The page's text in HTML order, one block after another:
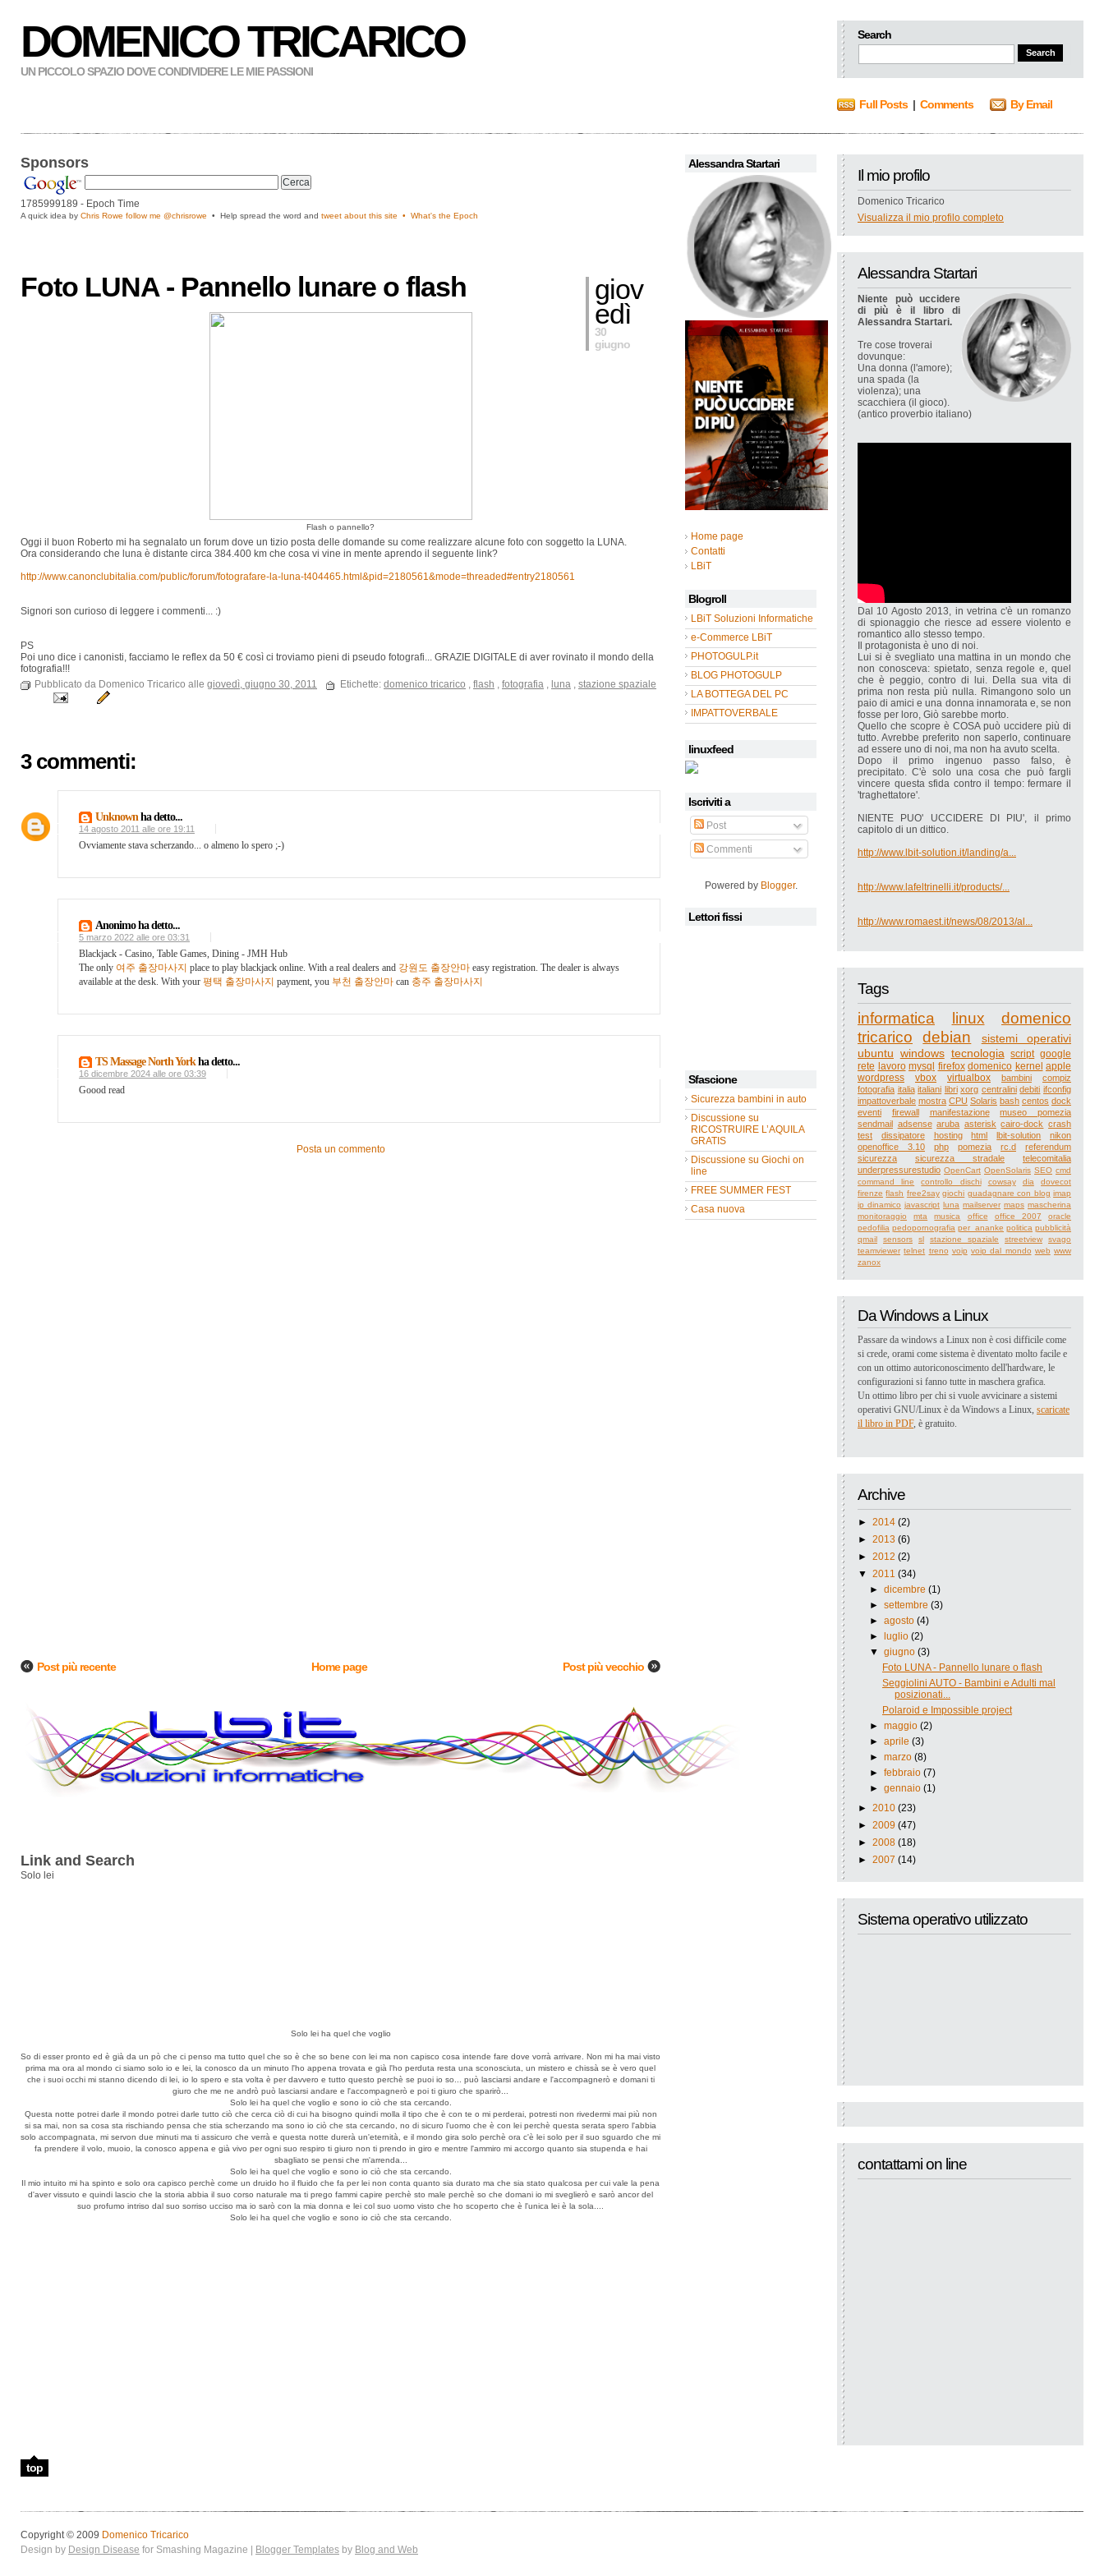
DOMENICO TRICARICO
UN PICCOLO SPAZIO DOVE CONDIVIDERE LE MIE PASSIONI
Search
Full Posts| Comments By Email
Alessandra Startari
Home page
Contatti
LBiT
Blogroll
LBiT Soluzioni Informatiche
e-Commerce LBiT
PHOTOGULP.it
BLOG PHOTOGULP
LA BOTTEGA DEL PC
IMPATTOVERBALE
linuxfeed
Iscriviti a
Post
Commenti
Powered by Blogger.
Lettori fissi
Sfascione
Sicurezza bambini in auto
Discussione su
RICOSTRUIRE L’AQUILA
GRATIS
Discussione su Giochi on
line
FREE SUMMER FEST
Casa nuova
Il mio profilo
Domenico Tricarico
Visualizza il mio profilo completo
Alessandra Startari
Niente può uccidere
di più è il libro di
Alessandra Startari.
Tre cose troverai
dovunque:
Una donna (l'amore);
una spada (la
violenza); una
scacchiera (il gioco).
(antico proverbio italiano)
Dal 10 Agosto 2013, in vetrina c'è un romanzo
di spionaggio che riesce ad essere violento e
romantico allo stesso tempo.
Il protagonista è uno di noi.
Lui si è svegliato una mattina in un mondo che
non conosceva: spietato, senza regole e, quel
che è peggio, contro di lui. Della sua vita di
prima non resta più nulla. Rimangono solo un
paio di amici e una donna innamorata e, se non
fosse per loro, Giò sarebbe morto.
Quello che scopre è COSA può uccidere più di
tutto. Avrebbe preferito non saperlo, continuare
ad essere uno di noi, ma non ha avuto scelta.
Dopo il primo ingenuo passo falso, è
precipitato. C'è solo una cosa che può fargli
vincere questa sfida contro il tempo: fermare il
'traghettatore'.
NIENTE PUO' UCCIDERE DI PIU', il primo
capitolo di un dittico.
http://www.lbit-solution.it/landing/a...
http://www.lafeltrinelli.it/products/...
http://www.romaest.it/news/08/2013/al...
Tags
informatica
linux
domenico
tricarico
debian
sistemi operativi
ubuntu windows tecnologia script google
rete lavoro mysql firefox domenico kernel apple
wordpress
vbox virtualbox bambini
compiz
fotografia italia italiani libri xorg centralini debiti ifconfig
impattoverbale mostra CPU Solaris bash centos dock
eventi
firewall manifestazione
museo pomezia
sendmail adsense aruba asterisk cairo-dock crash
test
dissipatore hosting html lbit-solution
nikon
openoffice 3.10
php pomezia rc.d
referendum
sicurezza
sicurezza stradale
telecomitalia
underpressurestudio OpenCart OpenSolaris SEO cmd
command line
controllo dischi cowsay dia
dovecot
firenze flash free2say giochi guadagnare con blog imap
ip dinamico javascript luna mailserver maps mascherina
monitoraggio
mta musica office office 2007
oracle
pedofilia pedopornografia per_ananke politica pubblicità
qmail
sensors sl stazione spaziale streetview
svago
teamviewer telnet treno voip voip dal mondo web www
zanox
Da Windows a Linux
Passare da windows a Linux non è cosi difficile come
si crede, orami come sistema è diventato molto facile e
con un ottimo autoriconoscimento dell'hardware, le
configurazioni si fanno tutte in maschera grafica.
Un ottimo libro per chi si vuole avvicinare a sistemi
operativi GNU/Linux è da Windows a Linux, scaricate
il libro in PDF, è gratuito.
Archive
► 2014 (2)
► 2013 (6)
► 2012 (2)
▼ 2011 (34)
►dicembre (1)
►settembre (3)
►agosto (4)
►
luglio (2)
▼ giugno (3)
Foto LUNA - Pannello lunare o flash
Seggiolini AUTO - Bambini e Adulti mal
posizionati...
Polaroid e Impossible project
►maggio (2)
►aprile (3)
►marzo (8)
►febbraio (7)
►gennaio (1)
► 2010 (23)
► 2009 (47)
► 2008 (18)
► 2007 (14)
Sistema operativo utilizzato
contattami on line
Sponsors
1785999190 - Epoch Time
A quick idea by Chris Rowe follow me @chrisrowe • Help spread the word and tweet about this site • What's the Epoch
Foto LUNA - Pannello lunare o flash giov
edì
30
giugno
Flash o pannello?
Oggi il buon Roberto mi ha segnalato un forum dove un tizio posta delle domande su come realizzare alcune foto con soggetto la LUNA.
Ora considerando che luna è distante circa 384.400 km che cosa vi vine in mente aprendo il seguente link?
http://www.canonclubitalia.com/public/forum/fotografare-la-luna-t404465.html&pid=2180561&mode=threaded#entry2180561
Signori son curioso di leggere i commenti... :)
PS
Poi uno dice i canonisti, facciamo le reflex da 50 € così ci troviamo pieni di pseudo fotografi... GRAZIE DIGITALE di aver rovinato il mondo della
fotografia!!!
Pubblicato da Domenico Tricarico alle giovedì, giugno 30, 2011 Etichette: domenico tricarico , flash , fotografia , luna , stazione spaziale
3 commenti:
Unknownha detto...
14 agosto 2011 alle ore 19:11
Ovviamente stava scherzando... o almeno lo spero ;-)
Anonimo ha detto...
5 marzo 2022 alle ore 03:31
Blackjack - Casino, Table Games, Dining - JMH Hub
The only 여주 출장마사지 place to play blackjack online. With a real dealers and 강원도 출장안마 easy registration. The dealer is always
available at the desk. With your 평택 출장마사지 payment, you 부천 출장안마 can 충주 출장마사지
TS Massage North Yorkha detto...
16 dicembre 2024 alle ore 03:39
Goood read
Posta un commento
Post più recente Post più vecchio
Home page
Link and Search
Solo lei
Solo lei ha quel che voglio
So di esser pronto ed è già da un pò che ci penso ma tutto quel che so è che so bene con lei ma non capisco cosa intende fare dove vorrà arrivare. Non mi ha mai visto
prima ma ora al mondo ci siamo solo io e lei, la conosco da un minuto l'ho appena trovata e già l'ho perduta resta una sconosciuta, un mistero e chissà se è vero quel
che i suoi occhi mi stanno dicendo di lei, io lo spero e sta volta è per davvero e tutto questo perchè se puoi io so... può lasciarsi andare e l'accompagnerò e domani ti
giuro che me ne andrò può lasciarsi andare e l'accompagnerò e poi ti giuro che sparirò...
Solo lei ha quel che voglio e sono io ciò che sta cercando.
Questa notte potrei darle il mondo potrei darle tutto ciò che cerca ciò di cui ha bisogno quindi molla il tipo che è con te o mi perderai, potresti non rivedermi mai più non
si sa mai, non sa cosa sta rischiando pensa che stia scherzando ma sono io ciò che sta cercando, no di sicuro l'uomo che è con lei perchè questa serata spero l'abbia
solo accompagnata, mi servon due minuti ma ti assicuro che verrà e questa notte durerà un'eternità, e il mondo gira solo perchè ora c'è lei solo per il suo sguardo che mi
fa prendere il volo, muoio, la conosco appena e già vivo per ogni suo respiro ti giuro non ti prendo in giro e mentre l'ammiro mi accorgo quanto sia stupenda e hai
sbagliato se pensi che m'arrenda...
Solo lei ha quel che voglio e sono io ciò che sta cercando.
Il mio intuito mi ha spinto e solo ora capisco perchè come un druido ho il fluido che fa per lei non conta quanto sia durato ma che sia stato qualcosa per cui vale la pena
d'aver vissuto e quindi lascio che la storia abbia il suo corso naturale ma ti prego fammi capire perchè sto male perchè so che domani io mi sveglierò e sarò ancor del
suo profumo intriso dal suo sorriso ucciso ma io sarò con la mia donna e lei col suo uomo visto che ho scoperto che è l'unica lei è la sola....
Solo lei ha quel che voglio e sono io ciò che sta cercando.
top
Copyright © 2009 Domenico Tricarico
Design by Design Disease for Smashing Magazine | Blogger Templates by Blog and Web